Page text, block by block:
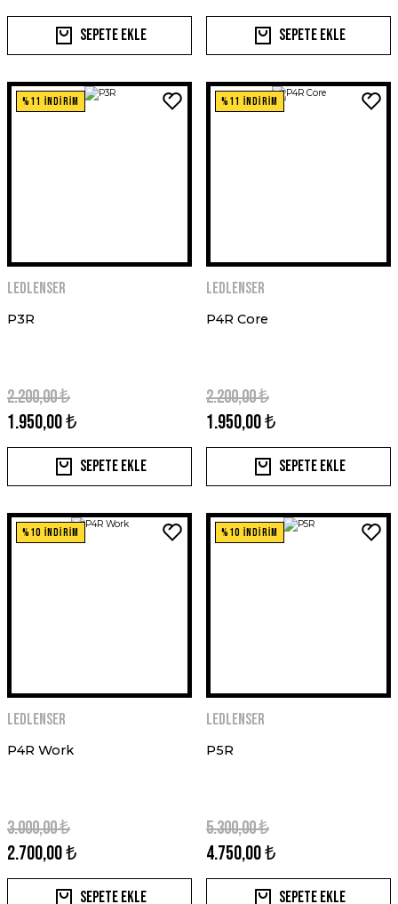
Sepete Ekle Sepete Ekle
%11 İNDİRİM
Ledlenser
P3R
1.950,00 ₺
2.200,00 ₺
Sepete Ekle
%11 İNDİRİM
Ledlenser
P4R Core
1.950,00 ₺
2.200,00 ₺
Sepete Ekle
%10 İNDİRİM
Ledlenser
P4R Work
2.700,00 ₺
3.000,00 ₺
Sepete Ekle
%10 İNDİRİM
Ledlenser
P5R
4.750,00 ₺
5.300,00 ₺
Sepete Ekle